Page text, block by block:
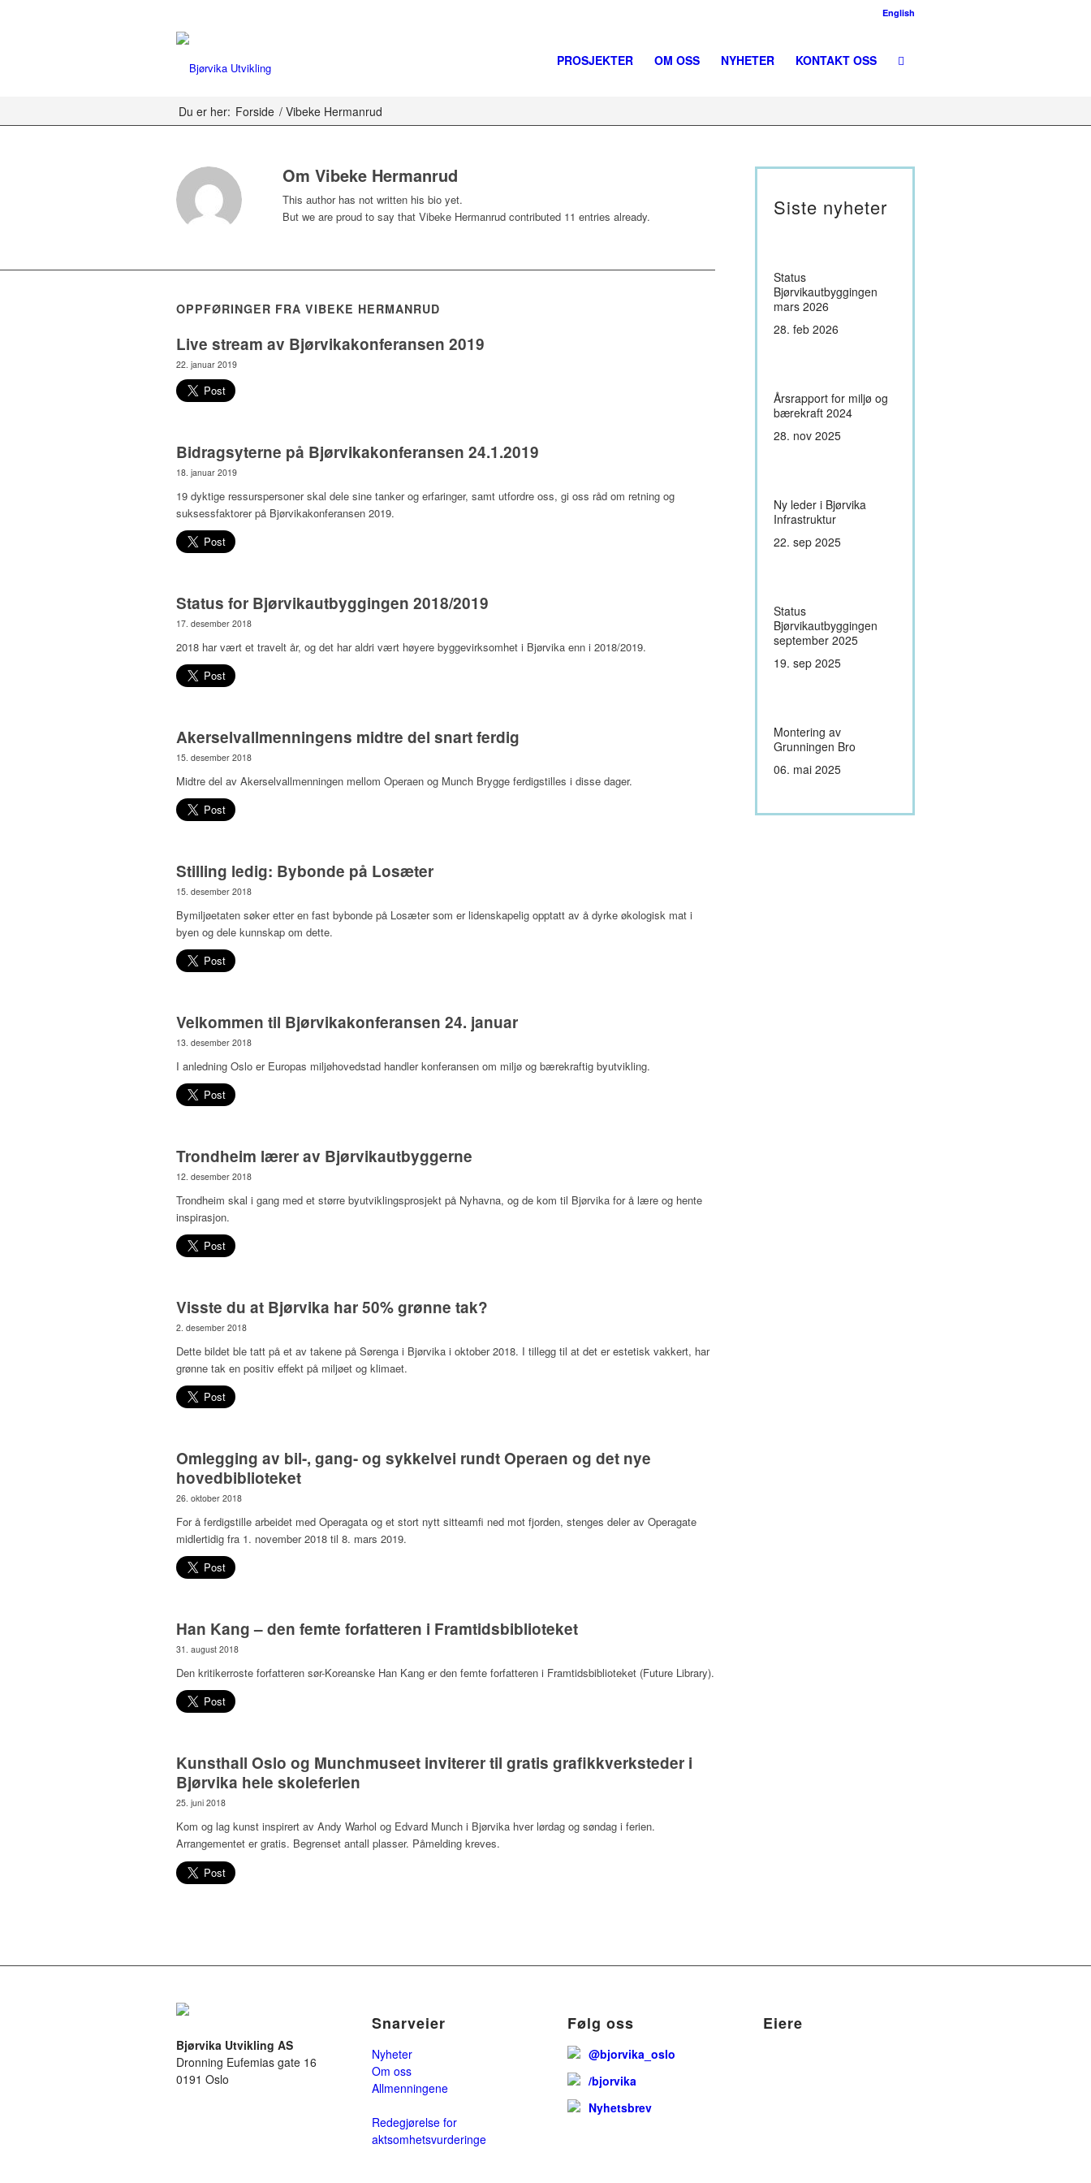
English
PROSJEKTER OM OSS NYHETER KONTAKT OSS
Du er her: Forside / Vibeke Hermanrud
Om Vibeke Hermanrud
This author has not written his bio yet.
But we are proud to say that Vibeke Hermanrud contributed 11 entries already.
OPPFØRINGER FRA VIBEKE HERMANRUD
Live stream av Bjørvikakonferansen 2019
22. januar 2019
Bidragsyterne på Bjørvikakonferansen 24.1.2019
18. januar 2019
19 dyktige ressurspersoner skal dele sine tanker og erfaringer, samt utfordre oss, gi oss råd om retning og
suksessfaktorer på Bjørvikakonferansen 2019.
Status for Bjørvikautbyggingen 2018/2019
17. desember 2018
2018 har vært et travelt år, og det har aldri vært høyere byggevirksomhet i Bjørvika enn i 2018/2019.
Akerselvallmenningens midtre del snart ferdig
15. desember 2018
Midtre del av Akerselvallmenningen mellom Operaen og Munch Brygge ferdigstilles i disse dager.
Stilling ledig: Bybonde på Losæter
15. desember 2018
Bymiljøetaten søker etter en fast bybonde på Losæter som er lidenskapelig opptatt av å dyrke økologisk mat i
byen og dele kunnskap om dette.
Velkommen til Bjørvikakonferansen 24. januar
13. desember 2018
I anledning Oslo er Europas miljøhovedstad handler konferansen om miljø og bærekraftig byutvikling.
Trondheim lærer av Bjørvikautbyggerne
12. desember 2018
Trondheim skal i gang med et større byutviklingsprosjekt på Nyhavna, og de kom til Bjørvika for å lære og hente
inspirasjon.
Visste du at Bjørvika har 50% grønne tak?
2. desember 2018
Dette bildet ble tatt på et av takene på Sørenga i Bjørvika i oktober 2018. I tillegg til at det er estetisk vakkert, har
grønne tak en positiv effekt på miljøet og klimaet.
Omlegging av bil-, gang- og sykkelvei rundt Operaen og det nye
hovedbiblioteket
26. oktober 2018
For å ferdigstille arbeidet med Operagata og et stort nytt sitteamfi ned mot fjorden, stenges deler av Operagate
midlertidig fra 1. november 2018 til 8. mars 2019.
Han Kang – den femte forfatteren i Framtidsbiblioteket
31. august 2018
Den kritikerroste forfatteren sør-Koreanske Han Kang er den femte forfatteren i Framtidsbiblioteket (Future Library).
Kunsthall Oslo og Munchmuseet inviterer til gratis grafikkverksteder i
Bjørvika hele skoleferien
25. juni 2018
Kom og lag kunst inspirert av Andy Warhol og Edvard Munch i Bjørvika hver lørdag og søndag i ferien.
Arrangementet er gratis. Begrenset antall plasser. Påmelding kreves.
Siste nyheter
Status
Bjørvikautbyggingen
mars 2026
28. feb 2026
Årsrapport for miljø og
bærekraft 2024
28. nov 2025
Ny leder i Bjørvika
Infrastruktur
22. sep 2025
Status
Bjørvikautbyggingen
september 2025
19. sep 2025
Montering av
Grunningen Bro
06. mai 2025
Bjørvika Utvikling AS
Dronning Eufemias gate 16
0191 Oslo
Snarveier
Nyheter
Om oss
Allmenningene
Redegjørelse for
aktsomhetsvurderinge
Følg oss
@bjorvika_oslo
/bjorvika
Nyhetsbrev
Eiere